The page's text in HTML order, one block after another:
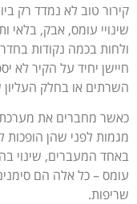
קירור טוב לא נמדד רק
שינויי עומס, אבק, בלאי
ולחות בכמה נקודות
חיישן יחיד על הקיר לא
השרתים או בחלק העליון
כאשר מחברים את מערכת
מגמות לפני שהן
באחד המעברים, שינוי
עומס – כל אלה הם
שריפות.